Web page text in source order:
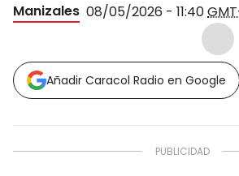
Manizales 08/05/2026 - 11:40
Añadir Caracol Radio en Google